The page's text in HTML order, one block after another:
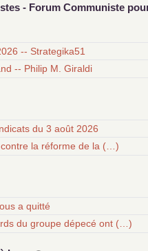
- Forum Communiste
-- Strategika51
-- Philip M. Giraldi
du 3 août 2026
la réforme de la (…)
a quitté
du groupe dépecé ont (…)